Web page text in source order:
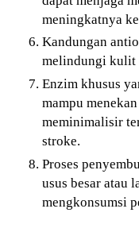
meningkatnya
Kandungan
melindungi kulit
Enzim khusus
mampu
meminimalisir
stroke.
Proses
usus besar atau
mengkonsumsi